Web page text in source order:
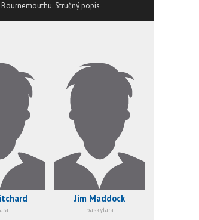
Stručný popis
Jim Maddock
baskytara